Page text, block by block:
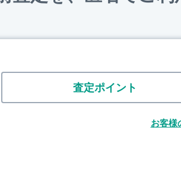
査定ポイント
お客様